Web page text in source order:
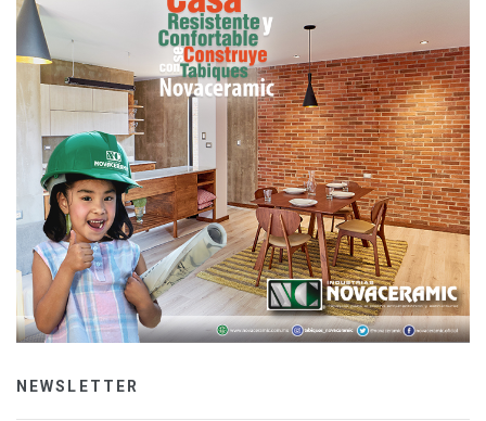
NEWSLETTER